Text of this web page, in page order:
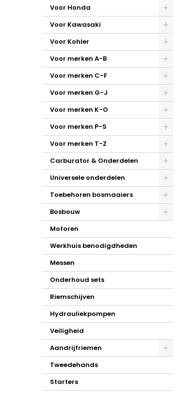
Voor Honda
Voor Kawasaki
Voor Kohler
Voor merken A-B
Voor merken C-F
Voor merken G-J
Voor merken K-O
Voor merken P-S
Voor merken T-Z
Carburator & Onderdelen
Universele onderdelen
Toebehoren bosmaaiers
Bosbouw
Motoren
Werkhuis benodigdheden
Messen
Onderhoud sets
Riemschijven
Hydrauliekpompen
Veiligheid
Aandrijfriemen
Tweedehands
Starters